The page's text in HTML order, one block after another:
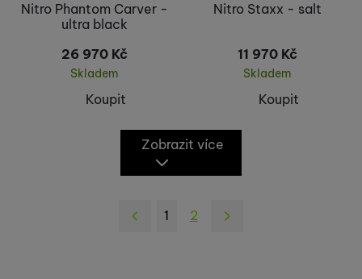
Nitro Phantom Carver -
ultra black
26 970 Kč
Skladem
Koupit
Nitro Staxx - salt
11 970 Kč
Skladem
Koupit
Zobrazit více
1 2
následující